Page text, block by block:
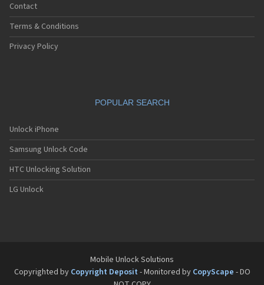
Sagem MW3052
Sagem MW3062
Sagem MW932
Sagem MW936
Sagem MW959 GPRS
Sagem MW979
Sagem MW979 GPRS
Sagem my100x
Sagem my101X
Sagem my150X
Sagem my212x
Contact
Terms & Conditions
Privacy Policy
POPULAR SEARCH
Unlock iPhone
Samsung Unlock Code
HTC Unlocking Solution
LG Unlock
Mobile Unlock Solutions
Copyrighted by Copyright Deposit - Monitored by CopyScape - DO